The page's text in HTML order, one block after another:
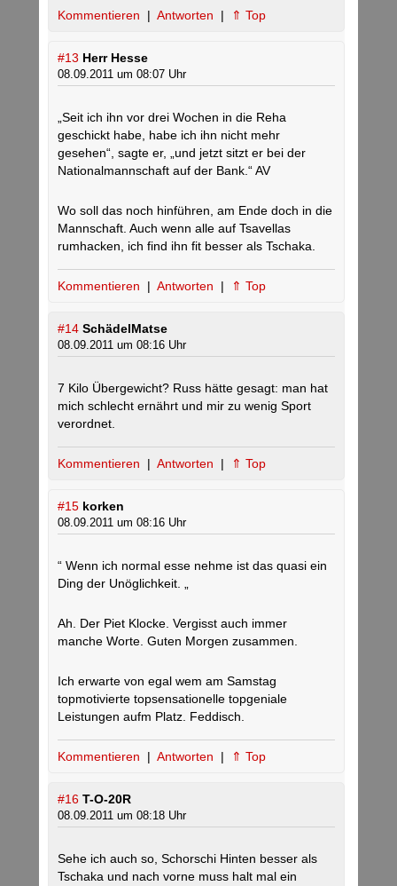
Kommentieren | Antworten | ⇑ Top
#13 Herr Hesse
08.09.2011 um 08:07 Uhr
„Seit ich ihn vor drei Wochen in die Reha
geschickt habe, habe ich ihn nicht mehr
gesehen“, sagte er, „und jetzt sitzt er bei der
Nationalmannschaft auf der Bank.“ AV
Wo soll das noch hinführen, am Ende doch in die
Mannschaft. Auch wenn alle auf Tsavellas
rumhacken, ich find ihn fit besser als Tschaka.
Kommentieren | Antworten | ⇑ Top
#14 SchädelMatse
08.09.2011 um 08:16 Uhr
7 Kilo Übergewicht? Russ hätte gesagt: man hat
mich schlecht ernährt und mir zu wenig Sport
verordnet.
Kommentieren | Antworten | ⇑ Top
#15 korken
08.09.2011 um 08:16 Uhr
“ Wenn ich normal esse nehme ist das quasi ein
Ding der Unöglichkeit. „
Ah. Der Piet Klocke. Vergisst auch immer
manche Worte. Guten Morgen zusammen.
Ich erwarte von egal wem am Samstag
topmotivierte topsensationelle topgeniale
Leistungen aufm Platz. Feddisch.
Kommentieren | Antworten | ⇑ Top
#16 T-O-20R
08.09.2011 um 08:18 Uhr
Sehe ich auch so, Schorschi Hinten besser als
Tschaka und nach vorne muss halt mal ein